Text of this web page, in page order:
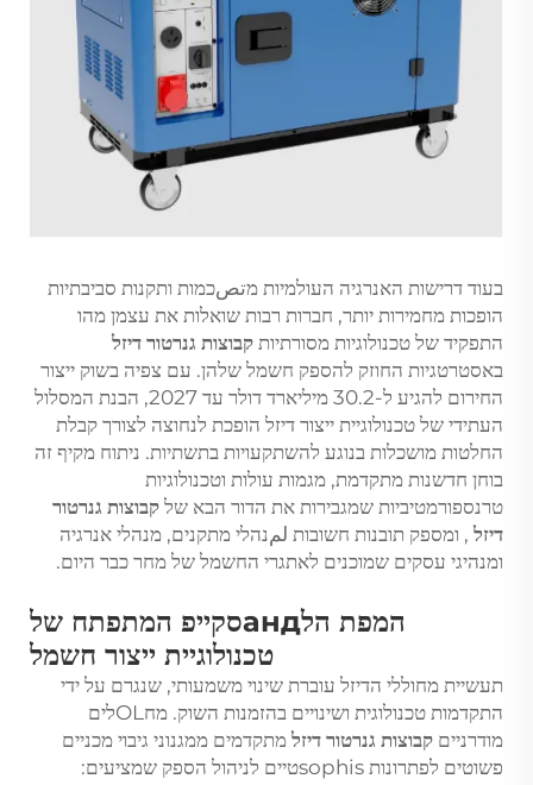
בעוד דרישות האנרגיה העולמיות מتصכמות ותקנות סביבתיות
הופכות מחמירות יותר, חברות רבות שואלות את עצמן מהו
התפקיד של טכנולוגיות מסורתיות קבוצות גנרטור דיזל
באסטרטגיות החוזק להספק חשמל שלהן. עם צפיה בשוק ייצור
החירום להגיע ל-30.2 מיליארד דולר עד 2027, הבנת המסלול
העתידי של טכנולוגיית ייצור דיזל הופכת לנחוצה לצורך קבלת
החלטות מושכלות בנוגע להשתקעויות בתשתיות. ניתוח מקיף זה
בוחן חדשנות מתקדמת, מגמות עולות וטכנולוגיות
טרנספורמטיביות שמגבירות את הדור הבא של קבוצות גנרטור
דיזל , ומספק תובנות חשובות لمנהלי מתקנים, מנהלי אנרגיה
ומנהיגי עסקים שמוכנים לאתגרי החשמל של מחר כבר היום.
המפת הלандסקייפ המתפתח של
טכנולוגיית ייצור חשמל
תעשיית מחוללי הדיזל עוברת שינוי משמעותי, שנגרם על ידי
התקדמות טכנולוגית ושינויים בהזמנות השוק. מחOLלים
מודרניים קבוצות גנרטור דיזל מתקדמים ממגנוני גיבוי מכניים
פשוטים לפתרונות sophisטיים לניהול הספק שמציעים: